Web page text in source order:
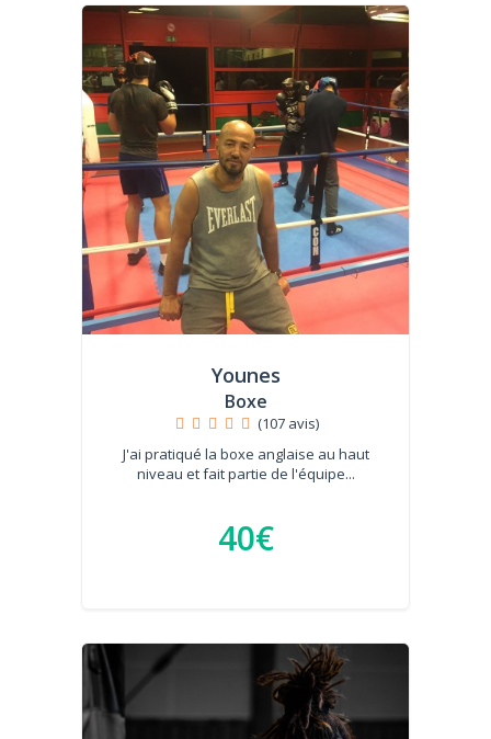
Younes
Boxe
(107 avis)
J'ai pratiqué la boxe anglaise au haut
niveau et fait partie de l'équipe...
40€